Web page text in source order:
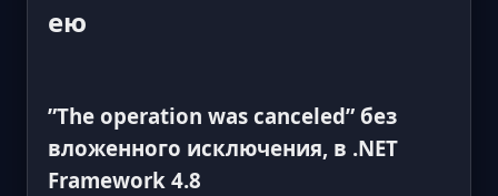
ею
”The operation was canceled” без
вложенного исключения, в .NET
Framework 4.8